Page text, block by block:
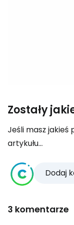
Zostały
Jeśli masz
artykułu...
Dodaj
3 komentarze